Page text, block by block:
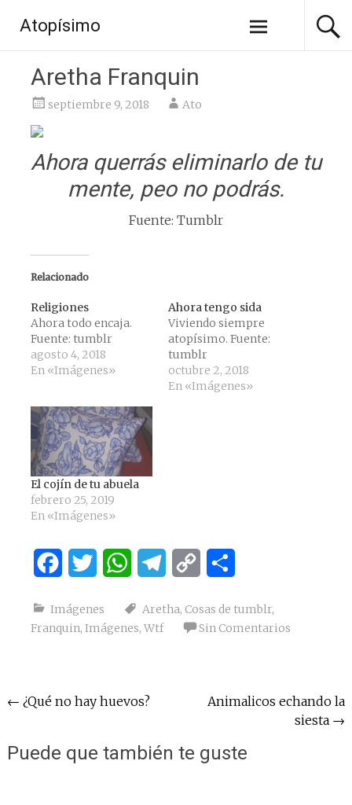
contenido
Atopísimo
Aretha Franquin
septiembre 9, 2018 Ato
Ahora querrás eliminarlo de tu
mente, peo no podrás.
Fuente: Tumblr
Relacionado
Religiones
Ahora todo encaja.
Fuente: tumblr
agosto 4, 2018
En «Imágenes»
Ahora tengo sida
Viviendo siempre
atopísimo. Fuente:
tumblr
octubre 2, 2018
En «Imágenes»
El cojín de tu abuela
febrero 25, 2019
En «Imágenes»
FacebookTwitter WhatsAppTelegram
Copy
Imágenes Aretha, Cosas de tumblr,
Franquin, Imágenes, Wtf Sin Comentarios
Navegación
entradas
← ¿Qué no hay huevos?
Animalicos echando la
siesta →
Puede que también te guste